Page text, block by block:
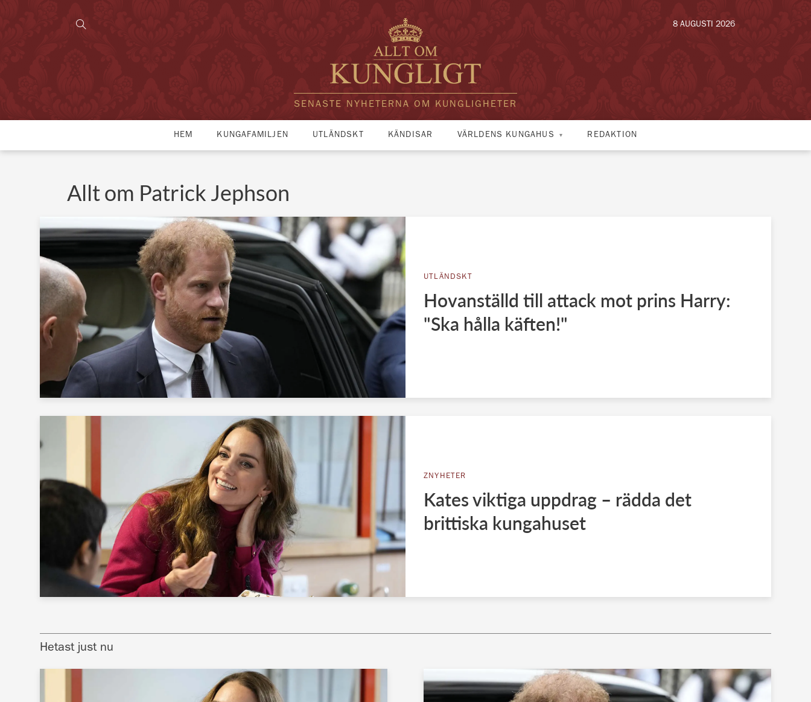
SENASTE NYHETERNA OM KUNGLIGHETER
8 AUGUSTI 2026
HEM KUNGAFAMILJEN UTLÄNDSKT KÄNDISAR VÄRLDENS KUNGAHUS REDAKTION
Allt om Patrick Jephson
UTLÄNDSKT
Hovanställd till attack mot prins Harry:
"Ska hålla käften!"
ZNYHETER
Kates viktiga uppdrag – rädda det
brittiska kungahuset
Hetast just nu